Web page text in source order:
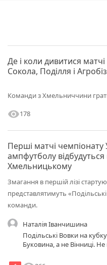
Де і коли дивитися матчі
Сокола, Поділля і
Команди з Хмельниччини
visibility178
Перші матчі чемпіонату
ампфутболу відбудуться
Хмельницькому
Змагання в першій лізі
представлятимуть
команди.
Наталія Іванчишина
Подільські Вовки на
Буковина, а не Вінниці.